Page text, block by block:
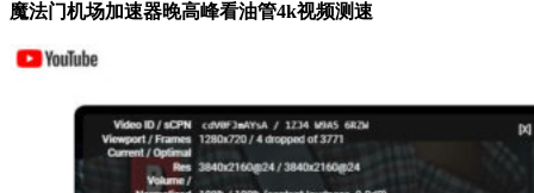
魔法门机场加速器晚高峰看油管4k视频测速